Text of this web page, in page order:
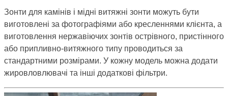
Зонти для камінів і мідні витяжні зонти можуть бути
виготовлені за фотографіями або кресленнями клієнта, а
виготовлення нержавіючих зонтів острівного, пристінного
або припливно-витяжного типу проводиться за
стандартними розмірами. У кожну модель можна додати
жировловлювачі та інші додаткові фільтри.